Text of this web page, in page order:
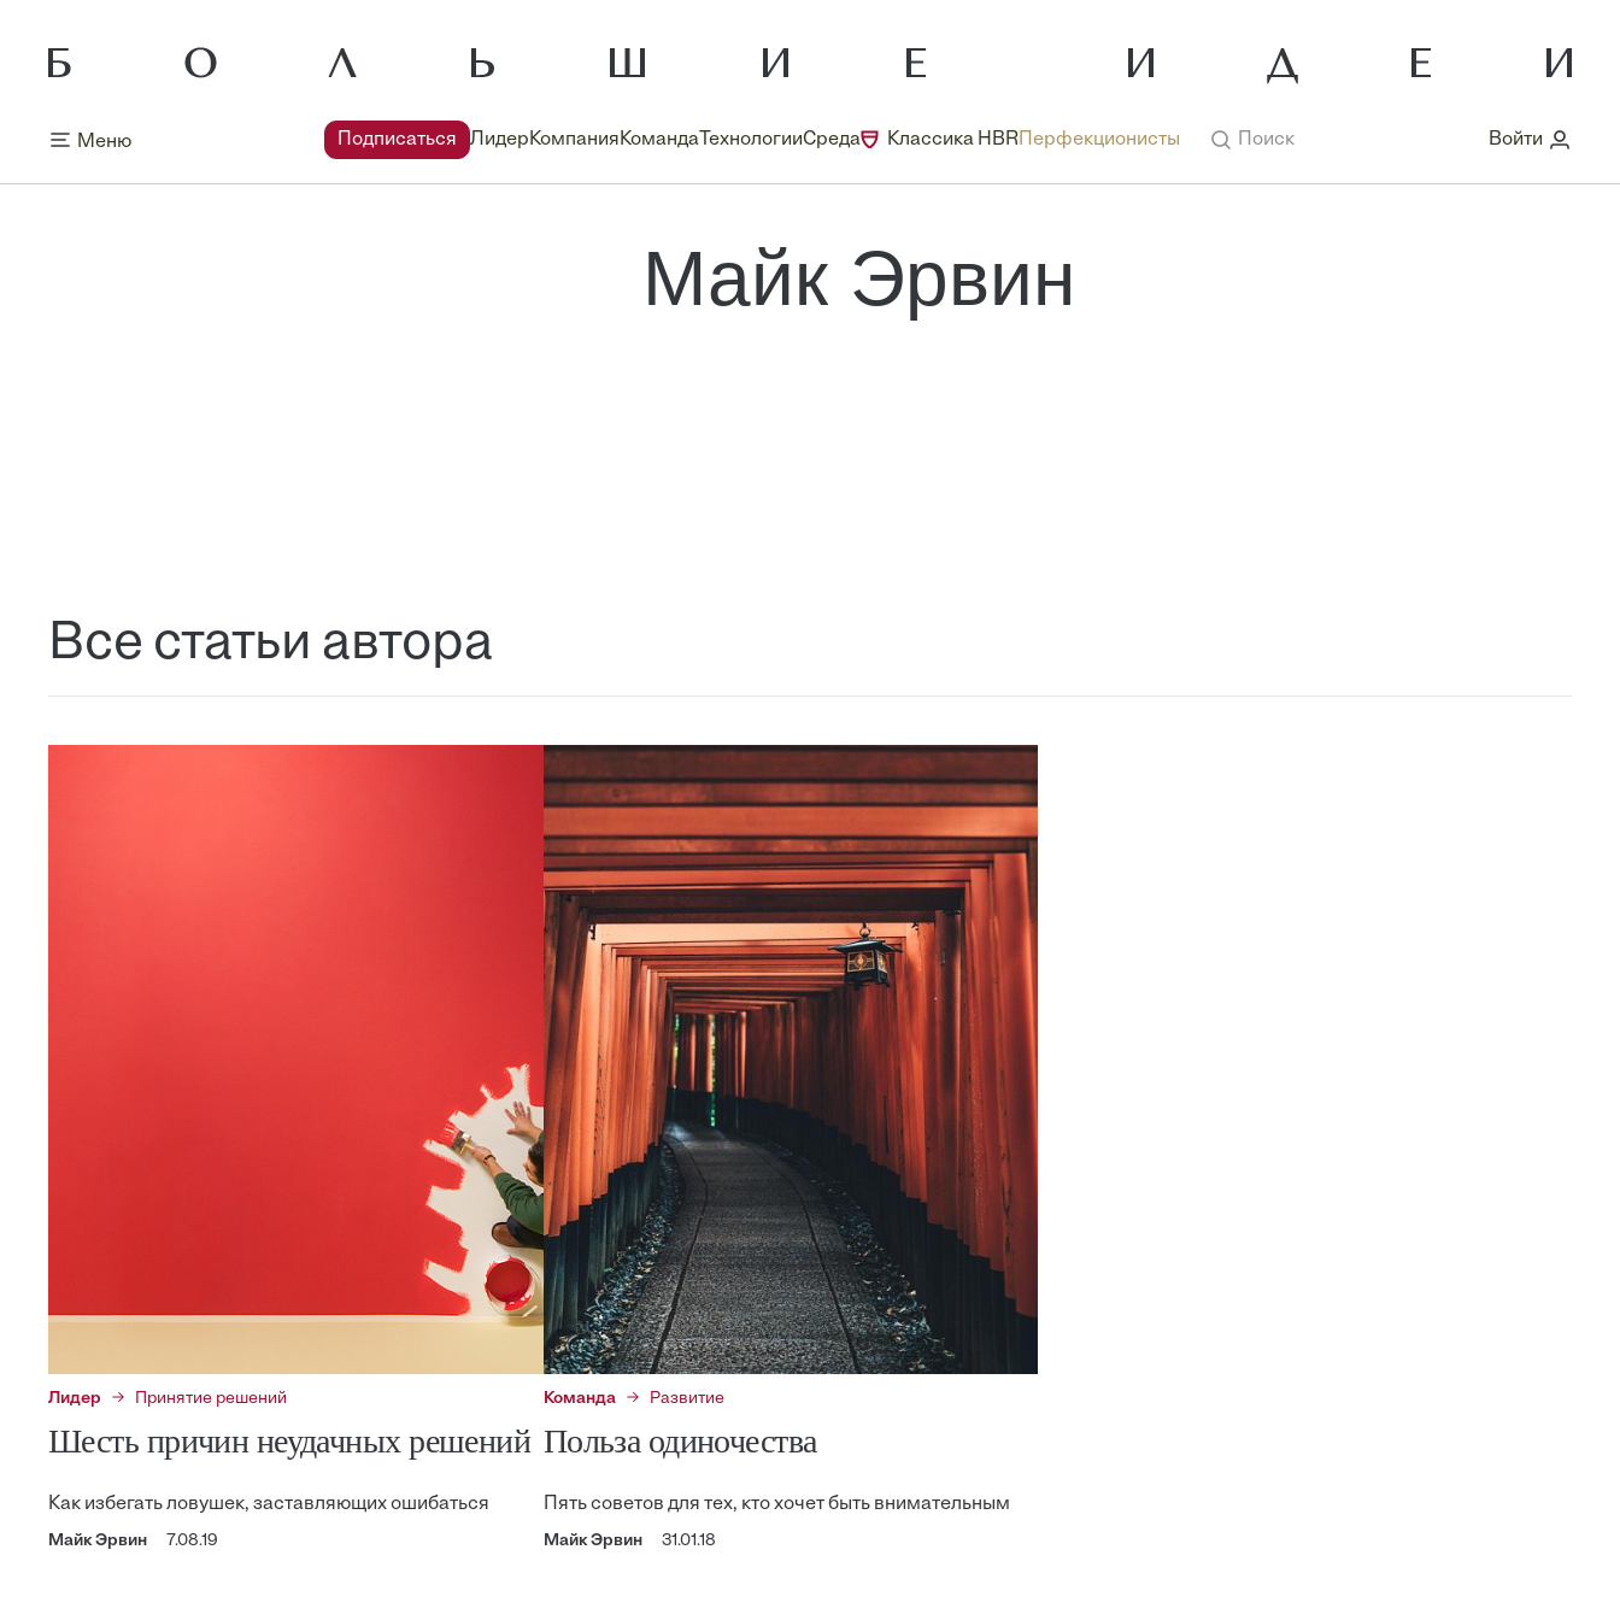
Меню Подписаться ЛидерКомпанияКоманда ТехнологииСреда Классика HBR Перфекционисты Поиск Войти
Майк Эрвин
Все статьи автора
Лидер Принятие решений
Шесть причин неудачных решений
Как избегать ловушек, заставляющих ошибаться
Майк Эрвин 7.08.19
Команда Развитие
Польза одиночества
Пять советов для тех, кто хочет быть внимательным
Майк Эрвин 31.01.18